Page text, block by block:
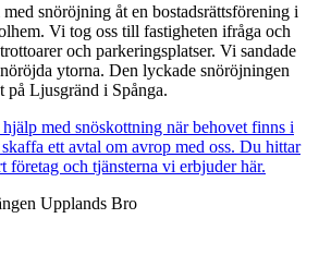
snöröjning åt en bostadsrättsförening i
Vi tog oss till fastigheten ifråga och
och parkeringsplatser. Vi sandade
ytorna. Den lyckade snöröjningen
på Ljusgränd i Spånga.
med snöskottning när behovet finns i
ett avtal om avrop med oss. Du hittar
företag och tjänsterna vi erbjuder här.